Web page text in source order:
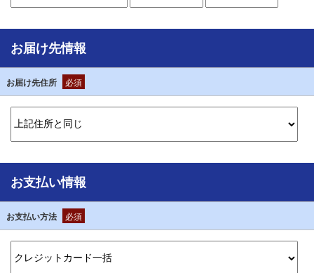
お届け先情報
お届け先住所 必須
お支払い情報
お支払い方法 必須